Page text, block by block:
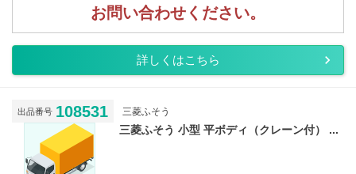
お問い合わせください。
詳しくはこちら
出品番号 108531 三菱ふそう
三菱ふそう 小型 平ボディ（クレーン付） ...